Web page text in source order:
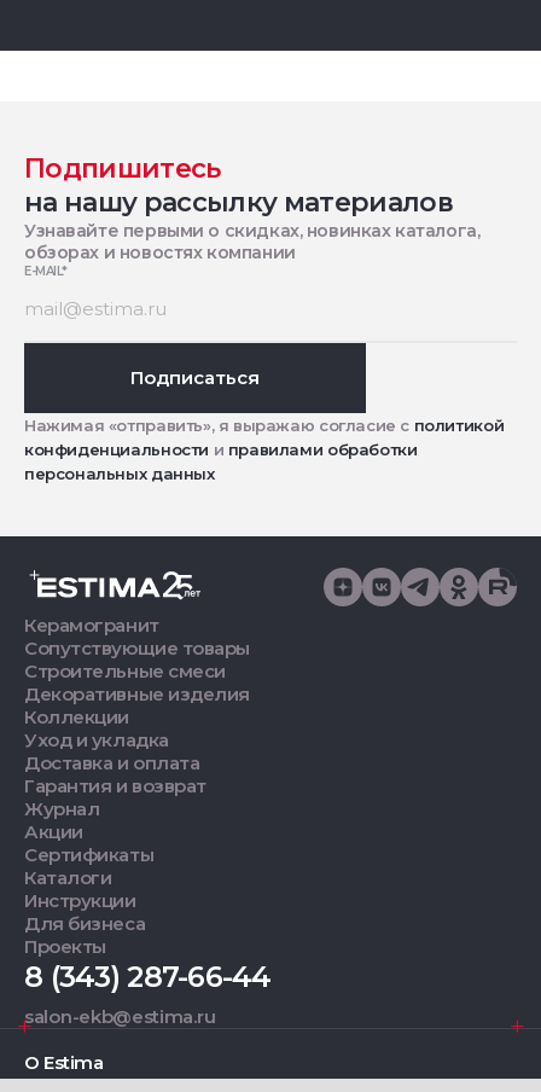
Подпишитесь
на нашу рассылку материалов
Узнавайте первыми о скидках, новинках каталога,
обзорах и новостях компании
E-MAIL*
Подписаться
Нажимая «отправить», я выражаю согласие с политикой
конфиденциальности и правилами обработки
персональных данных
Керамогранит
Сопутствующие товары
Строительные смеси
Декоративные изделия
Коллекции
Уход и укладка
Доставка и оплата
Гарантия и возврат
Журнал
Акции
Сертификаты
Каталоги
Инструкции
Для бизнеса
Проекты
8 (343) 287-66-44
salon-ekb@estima.ru
О Estima